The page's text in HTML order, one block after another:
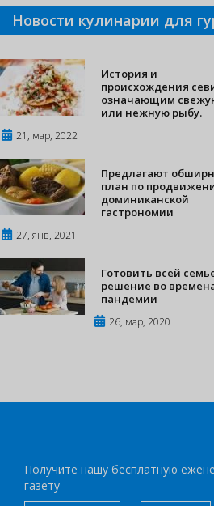
Новости кулинарии для
История и
происхождения
означающим
или нежную рыбу.
21, мар, 2022
Предлагают
план по
доминиканской
гастрономии
27, янв, 2021
Готовить всей
решение во
пандемии
26, мар, 2020
Получите нашу бесплатную
газету